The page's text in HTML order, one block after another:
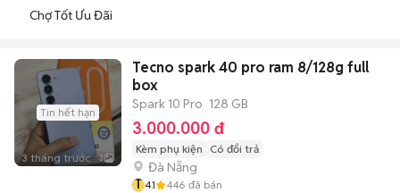
Chợ Tốt Ưu Đãi
Tin hết hạn
3 tháng trước 3
Tecno spark 40 pro ram 8/128g full
box
Spark 10 Pro 128 GB
3.000.000 đ
Kèm phụ kiện Có đổi trả
Đà Nẵng
T 4.1 446 đã bán